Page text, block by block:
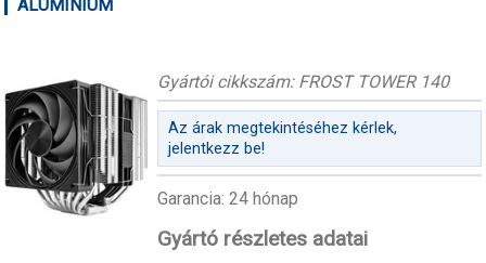
ALUMINIUM
Gyártói cikkszám: FROST TOWER 140
Az árak megtekintéséhez kérlek,
jelentkezz be!
Garancia: 24 hónap
Gyártó részletes adatai